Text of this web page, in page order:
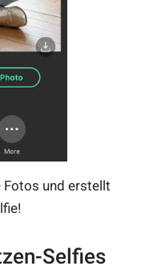
Fotos und erstellt
Selfies